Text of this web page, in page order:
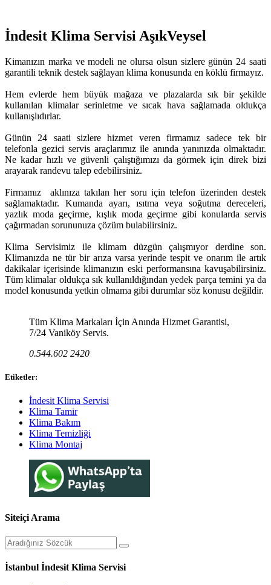
İndesit Klima Servisi AşıkVeysel
Kimanızın marka ve modeli ne olursa olsun sizlere günün 24 saati
garantili teknik destek sağlayan klima konusunda en köklü firmayız.
Hem evlerde hem büyük mağaza ve plazalarda sık bir şekilde
kullanılan klimalar serinletme ve sıcak hava sağlamada oldukça
kullanışlıdırlar.
Günün 24 saati sizlere hizmet veren firmamız sadece tek bir
telefonla gezici servis araçlarımız ile anında yanınızda olmaktadır.
Ne kadar hızlı ve güvenli çalıştığımızı da görmek için direk bizi
arayarak randevu talep edebilirsiniz.
Firmamız aklınıza takılan her soru için telefon üzerinden destek
sağlamaktadır. Kumanda ayarı, ısıtma veya soğutma dereceleri,
yazlık moda geçirme, kışlık moda geçirme gibi konularda servis
çağırmadan sorununuza çözüm bulabilirsiniz.
Klima Servisimiz ile klimam düzgün çalışmıyor derdine son.
Klimanızda ne tür bir arıza varsa yerinde tespit ve onarım ile artık
dakikalar içerisinde klimanızın eski performansına kavuşabilirsiniz.
Tüm klimalar oldukça sık kullanıldığından yedek parça temini ya da
model konusunda yetkin olmama gibi durumlar söz konusu değildir.
Tüm Klima Markaları İçin Anında Hizmet Garantisi,
7/24 Vaniköy Servis.
0.544.602 2420
Etiketler:
İndesit Klima Servisi
Klima Tamir
Klima Bakım
Klima Temizliği
Klima Montaj
Siteiçi Arama
İstanbul İndesit Klima Servisi